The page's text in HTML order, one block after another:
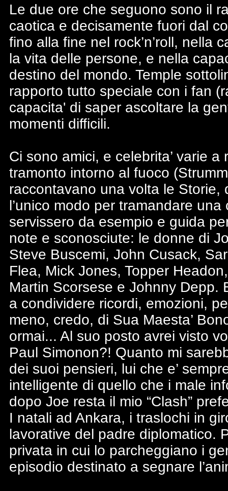
Le due ore che seguono sono il
caotica e decisamente fuori dal
fino alla fine nel rock’n’roll, nella
la vita delle persone, e nella
destino del mondo. Temple
rapporto tutto speciale con i fan
capacita' di saper ascoltare la
momenti difficili.
Ci sono amici, e celebrita’ varie
tramonto intorno al fuoco
raccontavano una volta le Storie,
l’unico modo per tramandare
servissero da esempio e guida
note e sconosciute: le donne di
Steve Buscemi, John Cusack,
Flea, Mick Jones, Topper
Martin Scorsese e Johnny Depp.
a condividere ricordi, emozioni,
meno, credo, di Sua Maesta’
ormai... Al suo posto avrei visto
Paul Simonon?! Quanto mi
dei suoi pensieri, lui che e’
intelligente di quello che i male
dopo Joe resta il mio “Clash”
I natali ad Ankara, i traslochi in
lavorative del padre diplomatico.
privata in cui lo parcheggiano i
episodio destinato a segnare